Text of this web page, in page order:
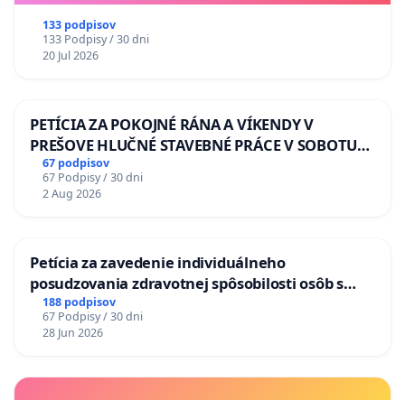
133 podpisov
133 Podpisy / 30 dni
20 Jul 2026
PETÍCIA ZA POKOJNÉ RÁNA A VÍKENDY V
PREŠOVE HLUČNÉ STAVEBNÉ PRÁCE V SOBOTU
LEN OD 9.00 DO 13.00 HOD., CEZ PRACOVNÝ
TÝŽDEŇ CIEĽ 8.00 – 18.00 HOD. A PRAVIDELNÁ
KONTROLA STAVBY C-AREA NA
67 podpisov
67 Podpisy / 30 dni
2 Aug 2026
Petícia za zavedenie individuálneho
posudzovania zdravotnej spôsobilosti osôb s
diabetom 1. a 2. typu pri prijímaní do
Policajného zboru SR
188 podpisov
67 Podpisy / 30 dni
28 Jun 2026